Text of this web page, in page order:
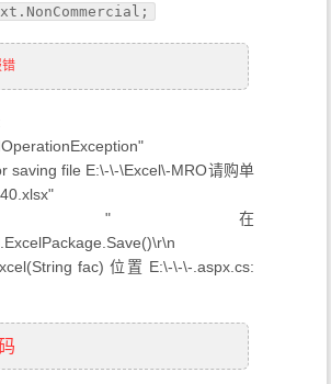
saving file E:\-\-\Excel\-MRO请购单
" 在
fac) 位置 E:\-\-\-.aspx.cs: